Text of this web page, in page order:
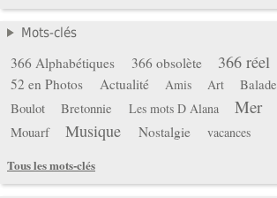
Mots-clés
366 Alphabétiques 366 obsolète 366 réel
52 en Photos
Actualité Amis Art Balade
Boulot
Bretonnie Les mots D Alana Mer
Mouarf Musique Nostalgie
vacances
Tous les mots-clés